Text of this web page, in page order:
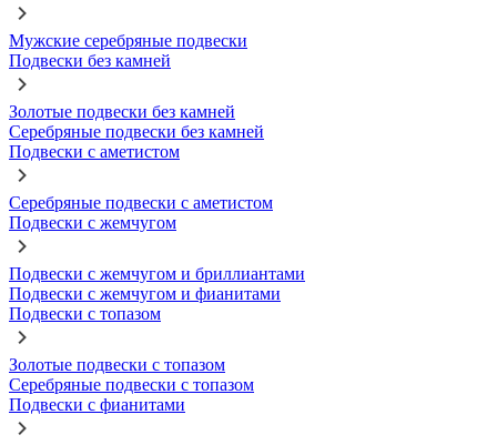
Мужские серебряные подвески
Подвески без камней
Золотые подвески без камней
Серебряные подвески без камней
Подвески с аметистом
Серебряные подвески с аметистом
Подвески с жемчугом
Подвески с жемчугом и бриллиантами
Подвески с жемчугом и фианитами
Подвески с топазом
Золотые подвески с топазом
Серебряные подвески с топазом
Подвески с фианитами